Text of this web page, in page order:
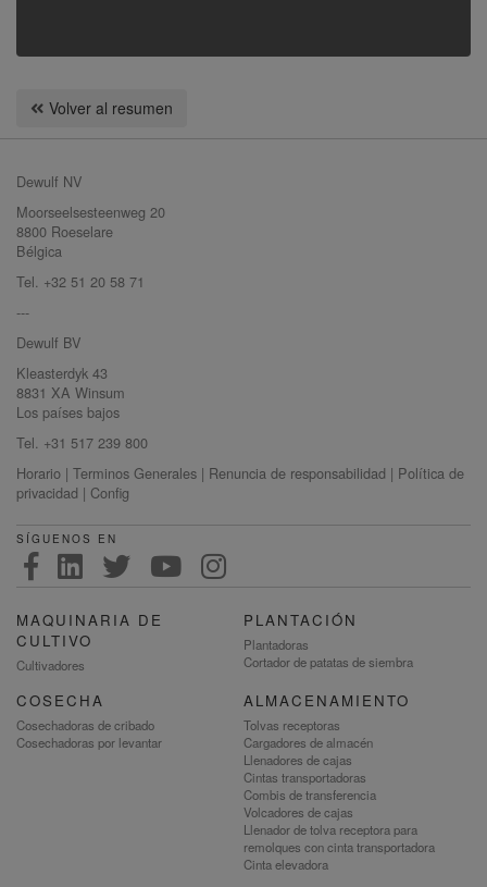
Volver al resumen
Dewulf NV
Moorseelsesteenweg 20
8800 Roeselare
Bélgica
Tel. +32 51 20 58 71
---
Dewulf BV
Kleasterdyk 43
8831 XA Winsum
Los países bajos
Tel. +31 517 239 800
Horario | Terminos Generales | Renuncia de responsabilidad | Política de
privacidad | Config
SÍGUENOS EN
MAQUINARIA DE
CULTIVO
Cultivadores
PLANTACIÓN
Plantadoras
Cortador de patatas de siembra
COSECHA
Cosechadoras de cribado
Cosechadoras por levantar
ALMACENAMIENTO
Tolvas receptoras
Cargadores de almacén
Llenadores de cajas
Cintas transportadoras
Combis de transferencia
Volcadores de cajas
Llenador de tolva receptora para
remolques con cinta transportadora
Cinta elevadora